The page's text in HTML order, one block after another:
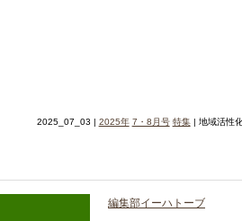
2025_07_03 | 2025年 7・8月号 特集| 地域活性
編集部イーハトーブ